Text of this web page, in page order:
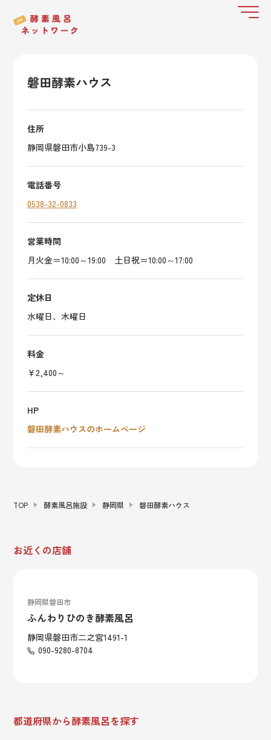
磐田酵素ハウス
住所
静岡県磐田市小島739-3
電話番号
0538-32-0833
営業時間
月火金＝10:00～19:00 土日祝＝10:00～17:00
定休日
水曜日、木曜日
料金
￥2,400～
HP
磐田酵素ハウスのホームページ
TOP 酵素風呂施設 静岡県 磐田酵素ハウス
お近くの店舗
静岡県磐田市
ふんわりひのき酵素風呂
静岡県磐田市二之宮1491-1
090-9280-8704
都道府県から酵素風呂を探す